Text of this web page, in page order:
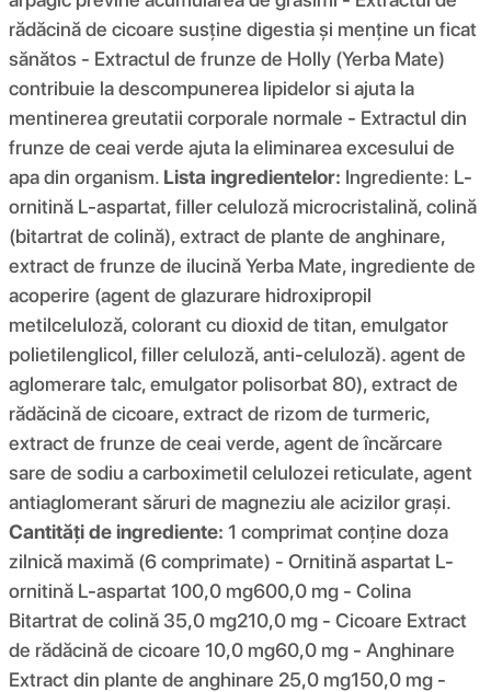
rădăcină de cicoare susține digestia și menține un ficat
sănătos - Extractul de frunze de Holly (Yerba Mate)
contribuie la descompunerea lipidelor si ajuta la
mentinerea greutatii corporale normale - Extractul din
frunze de ceai verde ajuta la eliminarea excesului de
apa din organism. Lista ingredientelor: Ingrediente: L-
ornitină L-aspartat, filler celuloză microcristalină, colină
(bitartrat de colină), extract de plante de anghinare,
extract de frunze de ilucină Yerba Mate, ingrediente de
acoperire (agent de glazurare hidroxipropil
metilceluloză, colorant cu dioxid de titan, emulgator
polietilenglicol, filler celuloză, anti-celuloză). agent de
aglomerare talc, emulgator polisorbat 80), extract de
rădăcină de cicoare, extract de rizom de turmeric,
extract de frunze de ceai verde, agent de încărcare
sare de sodiu a carboximetil celulozei reticulate, agent
antiaglomerant săruri de magneziu ale acizilor grași.
Cantități de ingrediente: 1 comprimat conține doza
zilnică maximă (6 comprimate) - Ornitină aspartat L-
ornitină L-aspartat 100,0 mg600,0 mg - Colina
Bitartrat de colină 35,0 mg210,0 mg - Cicoare Extract
de rădăcină de cicoare 10,0 mg60,0 mg - Anghinare
Extract din plante de anghinare 25,0 mg150,0 mg -